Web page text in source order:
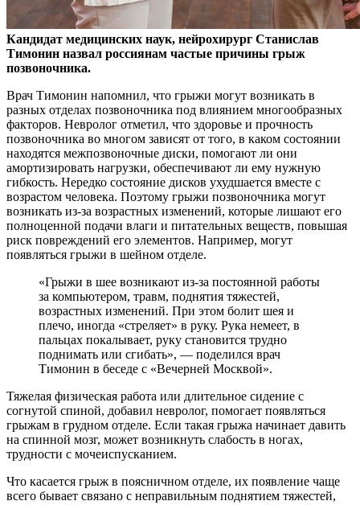
Кандидат медицинских наук, нейрохирург Станислав
Тимонин назвал россиянам частые причины грыж
позвоночника.
Врач Тимонин напомнил, что грыжи могут возникать в
разных отделах позвоночника под влиянием многообразных
факторов. Невролог отметил, что здоровье и прочность
позвоночника во многом зависят от того, в каком состоянии
находятся межпозвоночные диски, помогают ли они
амортизировать нагрузки, обеспечивают ли ему нужную
гибкость. Нередко состояние дисков ухудшается вместе с
возрастом человека. Поэтому грыжи позвоночника могут
возникать из-за возрастных изменений, которые лишают его
полноценной подачи влаги и питательных веществ, повышая
риск повреждений его элементов. Например, могут
появляться грыжи в шейном отделе.
«Грыжи в шее возникают из-за постоянной работы
за компьютером, травм, поднятия тяжестей,
возрастных изменений. При этом болит шея и
плечо, иногда «стреляет» в руку. Рука немеет, в
пальцах покалывает, руку становится трудно
поднимать или сгибать», — поделился врач
Тимонин в беседе с «Вечерней Москвой».
Тяжелая физическая работа или длительное сидение с
согнутой спиной, добавил невролог, помогает появляться
грыжам в грудном отделе. Если такая грыжа начинает давить
на спинной мозг, может возникнуть слабость в ногах,
трудности с мочеиспусканием.
Что касается грыж в поясничном отделе, их появление чаще
всего бывает связано с неправильным поднятием тяжестей,